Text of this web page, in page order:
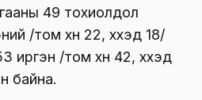
49 тохиолдол
/том хүн 22, хүүхэд 18/
иргэн /том хүн 42, хүүхэд
байна.